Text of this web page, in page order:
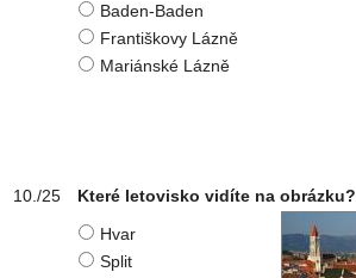
Baden-Baden
Františkovy Lázně
Mariánské Lázně
Které letovisko vidíte na obrázku?
Hvar
Split